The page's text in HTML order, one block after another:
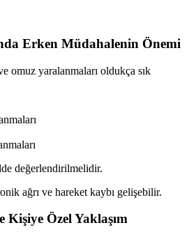
Erken Müdahalenin Önemi
omuz yaralanmaları oldukça sık
değerlendirilmelidir.
ağrı ve hareket kaybı gelişebilir.
Kişiye Özel Yaklaşım